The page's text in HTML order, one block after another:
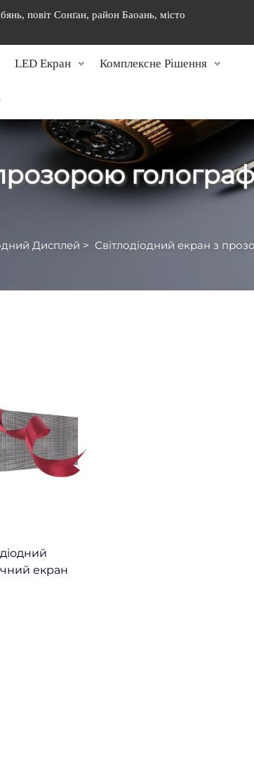
повіт Сонґан, район Баоань, місто
LED Екран Комплексне Рішення
Дисплей > Світлодіодний екран з
екран